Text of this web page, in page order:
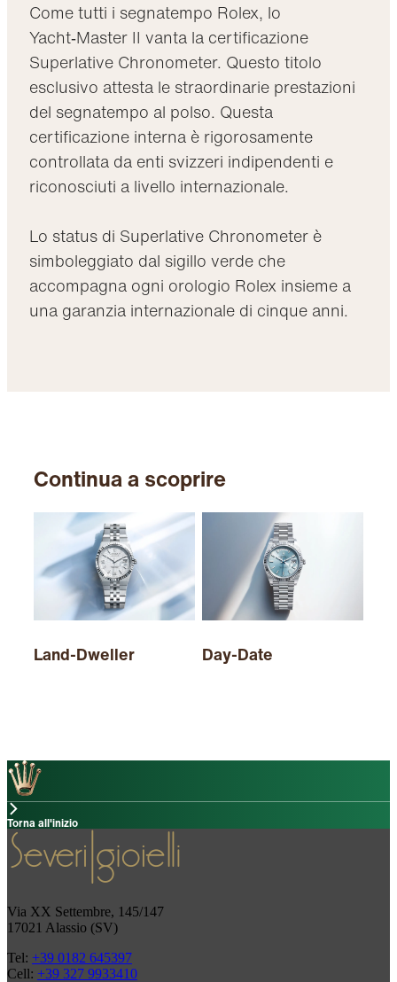
Come tutti i segnatempo Rolex, lo
Yacht‑Master II vanta la certificazione
Superlative Chronometer. Questo titolo
esclusivo attesta le straordinarie prestazioni
del segnatempo al polso. Questa
certificazione interna è rigorosamente
controllata da enti svizzeri indipendenti e
riconosciuti a livello internazionale.
Lo status di Superlative Chronometer è
simboleggiato dal sigillo verde che
accompagna ogni orologio Rolex insieme a
una garanzia internazionale di cinque anni.
Continua a scoprire
Land-Dweller Day-Date
Torna all'inizio
Via XX Settembre, 145/147
17021 Alassio (SV)
Tel: +39 0182 645397
Cell: +39 327 9933410